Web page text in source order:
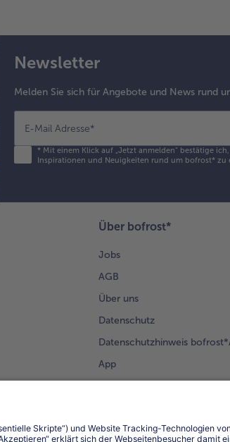
Newsletter
Melden Sie sich für Angebote und News rund
E-Mail Adresse*
*Mit einem Klick auf „Jetzt anmelden" bestätige
Inspirationen und Neuigkeiten rund um bofrost* zu
Über bofrost*
Jobs
AGB
Über uns
Datenschutz
Datenschutzhinweis
App